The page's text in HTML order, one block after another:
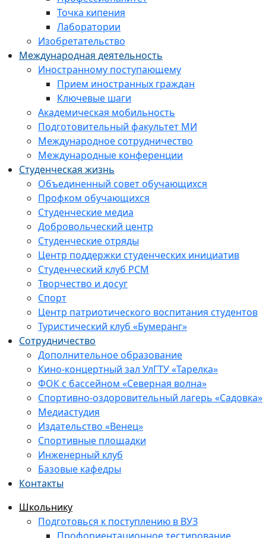
Точка кипения
Лаборатории
Изобретательство
Международная деятельность
Иностранному поступающему
Прием иностранных граждан
Ключевые шаги
Академическая мобильность
Подготовительный факультет МИ
Международное сотрудничество
Международные конференции
Студенческая жизнь
Объединенный совет обучающихся
Профком обучающихся
Студенческие медиа
Добровольческий центр
Студенческие отряды
Центр поддержки студенческих инициатив
Студенческий клуб РСМ
Творчество и досуг
Спорт
Центр патриотического воспитания студентов
Туристический клуб «Бумеранг»
Сотрудничество
Дополнительное образование
Кино-концертный зал УлГТУ «Тарелка»
ФОК с бассейном «Северная волна»
Спортивно-оздоровительный лагерь «Садовка»
Медиастудия
Издательство «Венец»
Спортивные площадки
Инженерный клуб
Базовые кафедры
Контакты
Школьнику
Подготовься к поступлению в ВУЗ